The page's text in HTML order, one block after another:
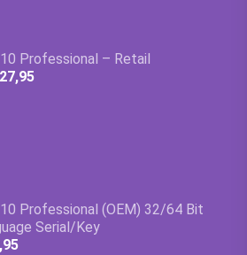
Professional – Retail
Professional (OEM) 32/64 Bit
Serial/Key